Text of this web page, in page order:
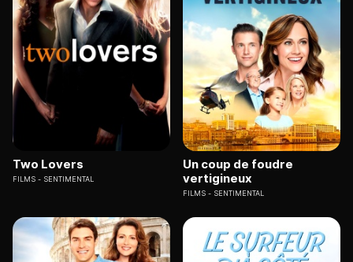
Two Lovers
FILMS SENTIMENTAL
Un coup de foudre
vertigineux
FILMS SENTIMENTAL